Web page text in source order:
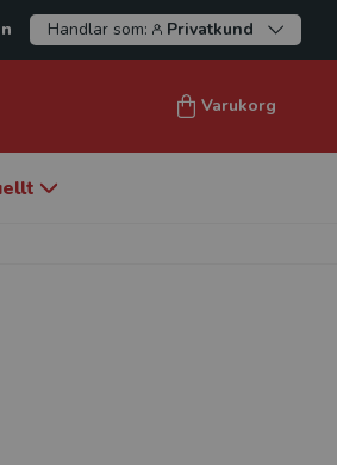
Handlar som: Privatkund
Varukorg